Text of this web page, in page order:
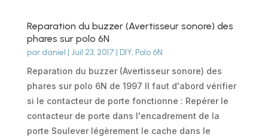
Reparation du buzzer (Avertisseur sonore) des
phares sur polo 6N
par daniel | Juil 23, 2017 | DIY, Polo 6N
Reparation du buzzer (Avertisseur sonore) des
phares sur polo 6N de 1997 Il faut d'abord vérifier
si le contacteur de porte fonctionne : Repérer le
contacteur de porte dans l'encadrement de la
porte Soulever légèrement le cache dans le